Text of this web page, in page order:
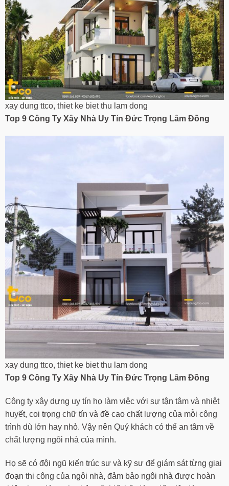
xay dung ttco, thiet ke biet thu lam dong
Top 9 Công Ty Xây Nhà Uy Tín Đức Trọng Lâm Đồng
xay dung ttco, thiet ke biet thu lam dong
Top 9 Công Ty Xây Nhà Uy Tín Đức Trọng Lâm Đồng
Công ty xây dựng uy tín họ làm việc với sự tận tâm và nhiệt
huyết, coi trọng chữ tín và đề cao chất lượng của mỗi công
trình dù lớn hay nhỏ. Vậy nên Quý khách có thể an tâm về
chất lượng ngôi nhà của mình.
Họ sẽ có đội ngũ kiến trúc sư và kỹ sư để giám sát từng giai
đoạn thi công của ngôi nhà, đảm bảo ngôi nhà được hoàn